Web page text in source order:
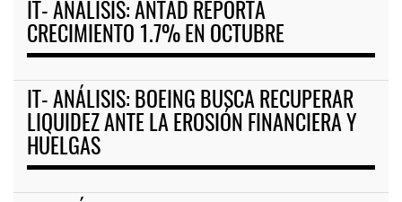
IT- ANÁLISIS: ANTAD REPORTA
CRECIMIENTO 1.7% EN OCTUBRE
IT- ANÁLISIS: BOEING BUSCA RECUPERAR
LIQUIDEZ ANTE LA EROSIÓN FINANCIERA Y
HUELGAS